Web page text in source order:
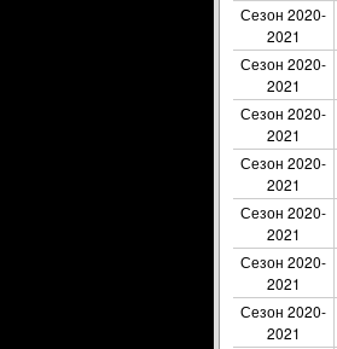
Сезон 2020-
2021
Сезон 2020-
2021
Сезон 2020-
2021
Сезон 2020-
2021
Сезон 2020-
2021
Сезон 2020-
2021
Сезон 2020-
2021